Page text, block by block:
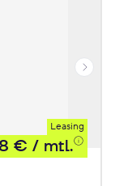
Leasing
€ / mtl.